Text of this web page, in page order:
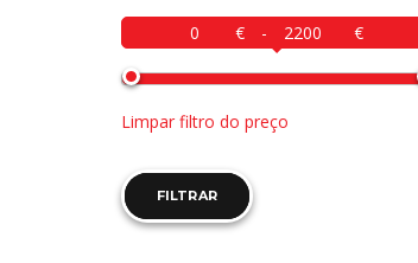
-
Limpar filtro do preço
FILTRAR